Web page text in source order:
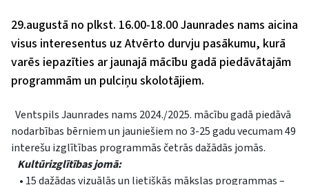
29.augustā no plkst. 16.00-18.00 Jaunrades nams aicina
visus interesentus uz Atvērto durvju pasākumu, kurā
varēs iepazīties ar jaunajā mācību gadā piedāvātajām
programmām un pulciņu skolotājiem.
Ventspils Jaunrades nams 2024./2025. mācību gadā piedāvā
nodarbības bērniem un jauniešiem no 3-25 gadu vecumam 49
interešu izglītības programmās četrās dažādās jomās.
Kultūrizglītības jomā:
• 15 dažādas vizuālās un lietišķās mākslas programmas –